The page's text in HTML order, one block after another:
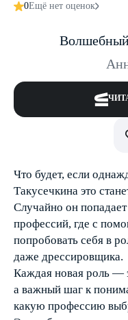
0Ещё нет оценок
Что будет, если
Такусечкина это
Случайно он
профессий, где с
попробовать себя в
даже дрессировщика.
Каждая новая роль —
а важный шаг к
какую профессию